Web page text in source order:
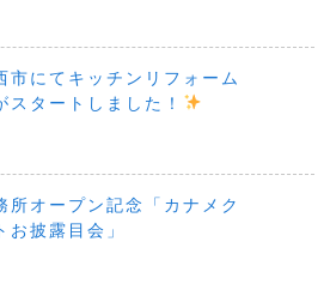
市にてキッチンリフォーム
スタートしました！
所オープン記念「カナメク
お披露目会」